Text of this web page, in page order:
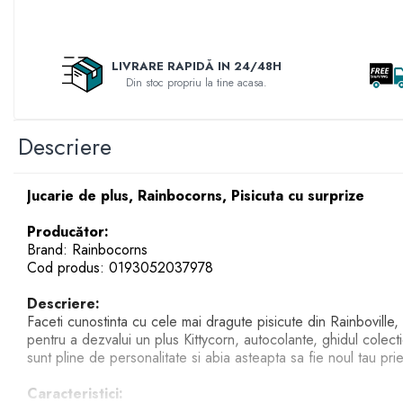
Jucarii Baieti
Trenuri si Trenulete
Figurine
Jocuri
Jocuri Creative
Jucarii de Baie
Jucarii De Plus
Raspundel Istetel
Smile Games
Zenva
X-SHOT
Zenva-Auto
Lanard Toys
LIVRARE RAPIDĂ IN 24/48H
Din stoc propriu la tine acasa.
Descriere
Jucarie de plus, Rainbocorns, Pisicuta cu surprize
Producător:
Brand: Rainbocorns
Cod produs: 0193052037978
Descriere:
Faceti cunostinta cu cele mai dragute pisicute din
pentru a dezvalui un plus Kittycorn, autocolante, ghidul
sunt pline de personalitate si abia asteapta sa fie noul tau
Caracteristici: